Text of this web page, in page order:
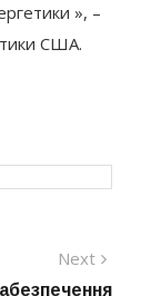
», –
США.
Next
post: